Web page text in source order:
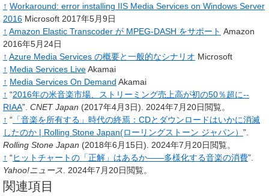
↑ Workaround: error installing IIS Media Services on Windows Server
2016 Microsoft 2017年5月9日
↑ Amazon Elastic Transcoder が MPEG-DASH をサポート Amazon
2016年5月24日
↑ Azure Media Services の概要と一般的なシナリオ Microsoft
↑ Media Services LiveAkamai
↑ Media Services On Demand Akamai
↑ “2016年の米音楽市場、ストリーミング売上高が初の50％超に--
RIAA”. CNET Japan (2017年4月3日).
2024年7月20日閲覧。
↑ “ 「音楽を所有する」時代の終焉：CDとダウンロードはいかに消滅
したのか | Rolling Stone Japan(ローリングストーン ジャパン） ”.
Rolling Stone Japan (2018年6月15日).
2024年7月20日閲覧。
↑ “ヒットチャートの「正解」はあるか――多様化する音楽の消費”.
Yahoo!ニュース
2024年7月20日閲覧。
関連項目